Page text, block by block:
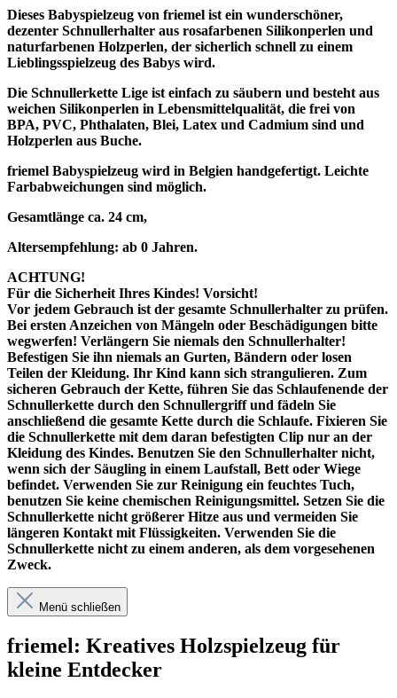
Dieses Babyspielzeug von friemel ist ein wunderschöner,
dezenter Schnullerhalter aus rosafarbenen Silikonperlen und
naturfarbenen Holzperlen, der sicherlich schnell zu einem
Lieblingsspielzeug des Babys wird.
Die Schnullerkette Lige ist einfach zu säubern und besteht aus
weichen Silikonperlen in Lebensmittelqualität, die frei von
BPA, PVC, Phthalaten, Blei, Latex und Cadmium sind und
Holzperlen aus Buche.
friemel Babyspielzeug wird in Belgien handgefertigt. Leichte
Farbabweichungen sind möglich.
Gesamtlänge ca. 24 cm,
Altersempfehlung: ab 0 Jahren.
ACHTUNG!
Für die Sicherheit Ihres Kindes! Vorsicht!
Vor jedem Gebrauch ist der gesamte Schnullerhalter zu prüfen.
Bei ersten Anzeichen von Mängeln oder Beschädigungen bitte
wegwerfen! Verlängern Sie niemals den Schnullerhalter!
Befestigen Sie ihn niemals an Gurten, Bändern oder losen
Teilen der Kleidung. Ihr Kind kann sich strangulieren. Zum
sicheren Gebrauch der Kette, führen Sie das Schlaufenende der
Schnullerkette durch den Schnullergriff und fädeln Sie
anschließend die gesamte Kette durch die Schlaufe. Fixieren Sie
die Schnullerkette mit dem daran befestigten Clip nur an der
Kleidung des Kindes. Benutzen Sie den Schnullerhalter nicht,
wenn sich der Säugling in einem Laufstall, Bett oder Wiege
befindet. Verwenden Sie zur Reinigung ein feuchtes Tuch,
benutzen Sie keine chemischen Reinigungsmittel. Setzen Sie die
Schnullerkette nicht größerer Hitze aus und vermeiden Sie
längeren Kontakt mit Flüssigkeiten. Verwenden Sie die
Schnullerkette nicht zu einem anderen, als dem vorgesehenen
Zweck.
Menü schließen
friemel: Kreatives Holzspielzeug für
kleine Entdecker